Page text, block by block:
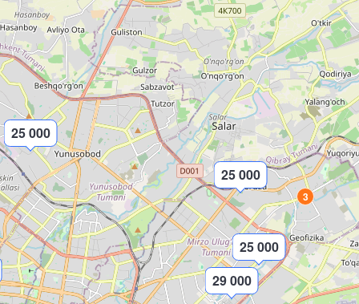
25 000
25 000
29 000
25 000
3